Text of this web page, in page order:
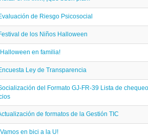
de Riesgo Psicosocial
de los Niños Halloween
en familia!
Ley de Transparencia
del Formato GJ-FR-39 Lista de
de formatos de la Gestión TIC
en bici a la U!